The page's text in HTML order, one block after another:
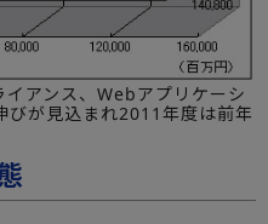
アンス、Webアプリケーシ
びが見込まれ2011年度は前年